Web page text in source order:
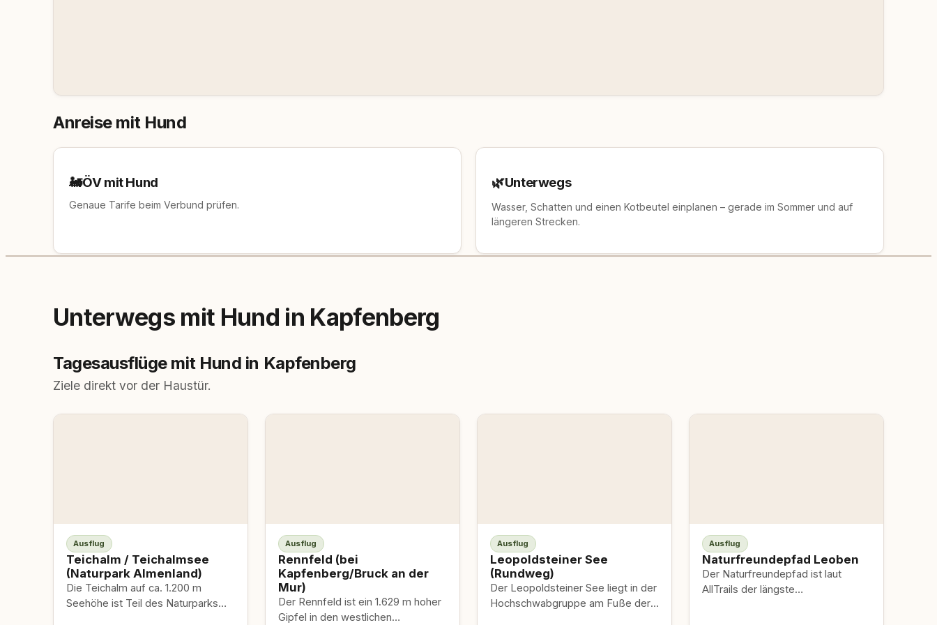
Anreise mit Hund
🚂ÖV mit Hund
Genaue Tarife beim Verbund prüfen.
🌿Unterwegs
Wasser, Schatten und einen Kotbeutel einplanen – gerade im Sommer und auf
längeren Strecken.
Unterwegs mit Hund in Kapfenberg
Tagesausflüge mit Hund in Kapfenberg
Ziele direkt vor der Haustür.
Ausflug
Teichalm / Teichalmsee
(Naturpark Almenland)
Die Teichalm auf ca. 1.200 m
Seehöhe ist Teil des Naturparks
Ausflug
Rennfeld (bei
Kapfenberg/Bruck an der
Mur)
Der Rennfeld ist ein 1.629 m hoher
Gipfel in den westlichen
Ausflug
Leopoldsteiner See
(Rundweg)
Der Leopoldsteiner See liegt in der
Hochschwabgruppe am Fuße der
Ausflug
Naturfreundepfad Leoben
Der Naturfreundepfad ist laut
AllTrails der längste